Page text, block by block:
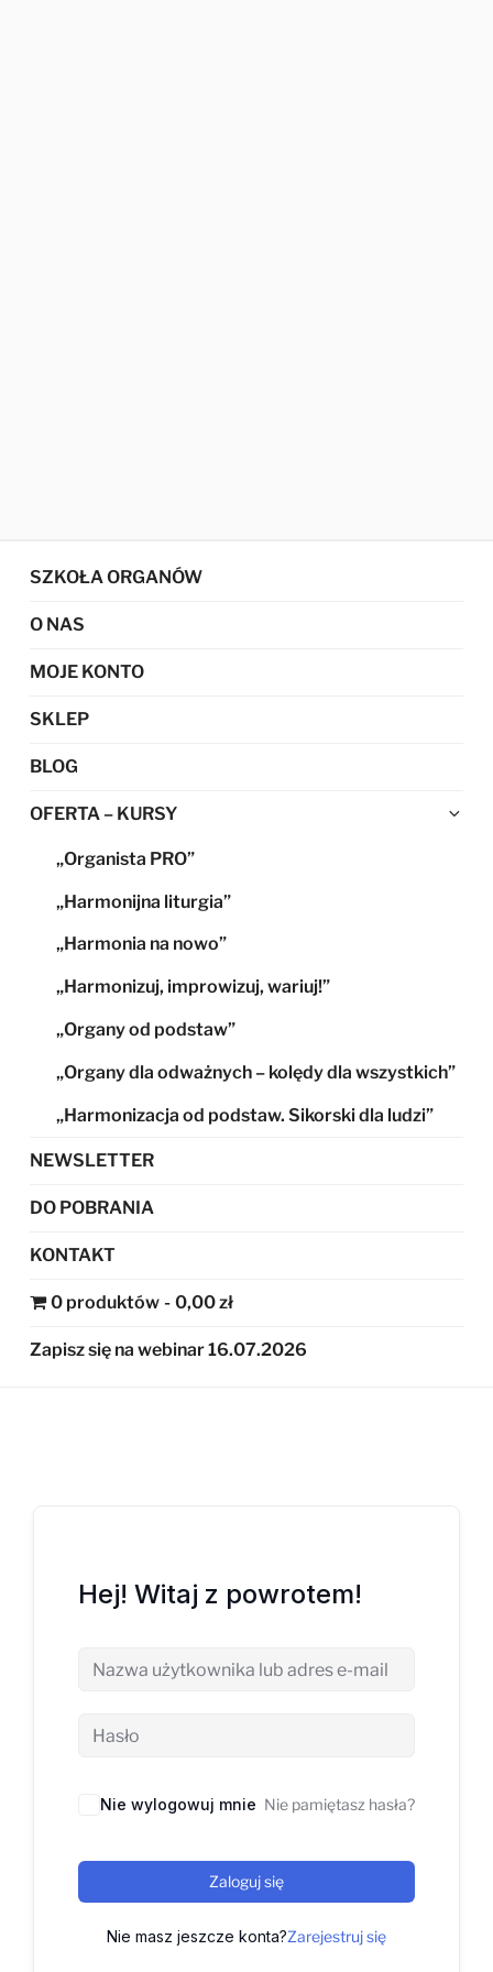
SZKOŁA ORGANÓW
O NAS
MOJE KONTO
SKLEP
BLOG
OFERTA – KURSY
„Organista PRO”
„Harmonijna liturgia”
„Harmonia na nowo”
„Harmonizuj, improwizuj, wariuj!”
„Organy od podstaw”
„Organy dla odważnych – kolędy dla wszystkich”
„Harmonizacja od podstaw. Sikorski dla ludzi”
NEWSLETTER
DO POBRANIA
KONTAKT
0 produktów 0,00 zł
Zapisz się na webinar 16.07.2026
Hej! Witaj z powrotem!
Nie wylogowuj mnie Nie pamiętasz hasła?
Zaloguj się
Nie masz jeszcze konta?Zarejestruj się